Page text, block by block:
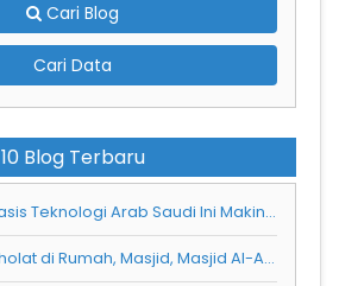
Cari Blog
Cari Data
10 Blog Terbaru
3 Inovasi Berbasis Teknologi Arab Saudi Ini Makin Menarik Wisatawan Mancanegara
Keutamaan Sholat di Rumah, Masjid, Masjid Al-Aqsa, Masjid Nabawi, dan Masjidil Haram: Mana yang Paling Utama?